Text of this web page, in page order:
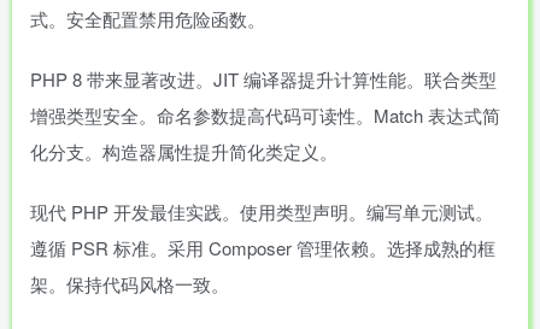
式。安全配置禁用危险函数。
PHP 8 带来显著改进。JIT 编译器提升计算性能。联合类型
增强类型安全。命名参数提高代码可读性。Match 表达式简
化分支。构造器属性提升简化类定义。
现代 PHP 开发最佳实践。使用类型声明。编写单元测试。
遵循 PSR 标准。采用 Composer 管理依赖。选择成熟的框
架。保持代码风格一致。